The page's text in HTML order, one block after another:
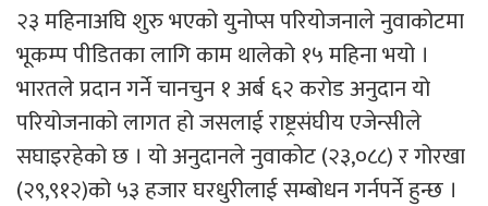
२३ महिनाअघि शुरु भएको युनोप्स परियोजनाले नुवाकोटमा
भूकम्प पीडितका लागि काम थालेको १५ महिना भयो ।
भारतले प्रदान गर्ने चानचुन १ अर्ब ६२ करोड अनुदान यो
परियोजनाको लागत हो जसलाई राष्ट्रसंघीय एजेन्सीले
सघाइरहेको छ । यो अनुदानले नुवाकोट (२३,०८८) र गोरखा
(२९,९१२)को ५३ हजार घरधुरीलाई सम्बोधन गर्नपर्ने हुन्छ ।